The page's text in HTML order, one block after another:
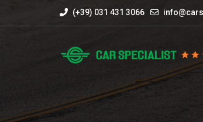
(+39) 031 431 3066